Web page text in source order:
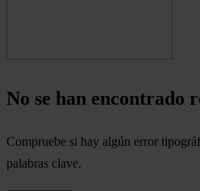
No se han encontrado
Compruebe si hay algún error
palabras clave.